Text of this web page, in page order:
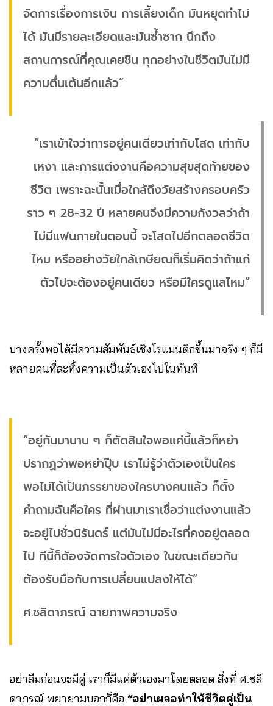
จัดการเรื่องการเงิน การเลี้ยงเด็ก มันหยุดทำไม่
ได้ มันมีรายละเอียดและมันซ้ำซาก นึกถึง
สถานการณ์ที่คุณเคยชิน ทุกอย่างในชีวิตมันไม่มี
ความตื่นเต้นอีกแล้ว”
“เราเข้าใจว่าการอยู่คนเดียวเท่ากับโสด เท่ากับ
เหงา และการแต่งงานคือความสุขสุดท้ายของ
ชีวิต เพราะฉะนั้นเมื่อใกล้ถึงวัยสร้างครอบครัว
ราว ๆ 28-32 ปี หลายคนจึงมีความกังวลว่าถ้า
ไม่มีแฟนภายในตอนนี้ จะโสดไปอีกตลอดชีวิต
ไหม หรืออย่างวัยใกล้เกษียณก็เริ่มคิดว่าถ้าแก่
ตัวไปจะต้องอยู่คนเดียว หรือมีใครดูแลไหม”
บางครั้งพอได้มีความสัมพันธ์เชิงโรแมนติกขึ้นมาจริง ๆ ก็มี
หลายคนที่ละทิ้งความเป็นตัวเองไปในทันที
“อยู่กันมานาน ๆ ก็ตัดสินใจพอแค่นี้แล้วก็หย่า
ปรากฏว่าพอหย่าปุ๊บ เราไม่รู้ว่าตัวเองเป็นใคร
พอไม่ได้เป็นภรรยาของใครบางคนแล้ว ก็ตั้ง
คำถามฉันคือใคร ที่ผ่านมาเราเชื่อว่าแต่งงานแล้ว
จะอยู่ไปชั่วนิรันดร์ แต่มันไม่มีอะไรที่คงอยู่ตลอด
ไป ทีนี้ก็ต้องจัดการใจตัวเอง ในขณะเดียวกัน
ต้องรับมือกับการเปลี่ยนแปลงให้ได้”
ศ.ชลิดาภรณ์ ฉายภาพความจริง
อย่าลืมก่อนจะมีคู่ เราก็มีแค่ตัวเองมาโดยตลอด สิ่งที่ ศ.ชลิ
ดาภรณ์ พยายามบอกก็คือ “อย่าเผลอทำให้ชีวิตคู่เป็น